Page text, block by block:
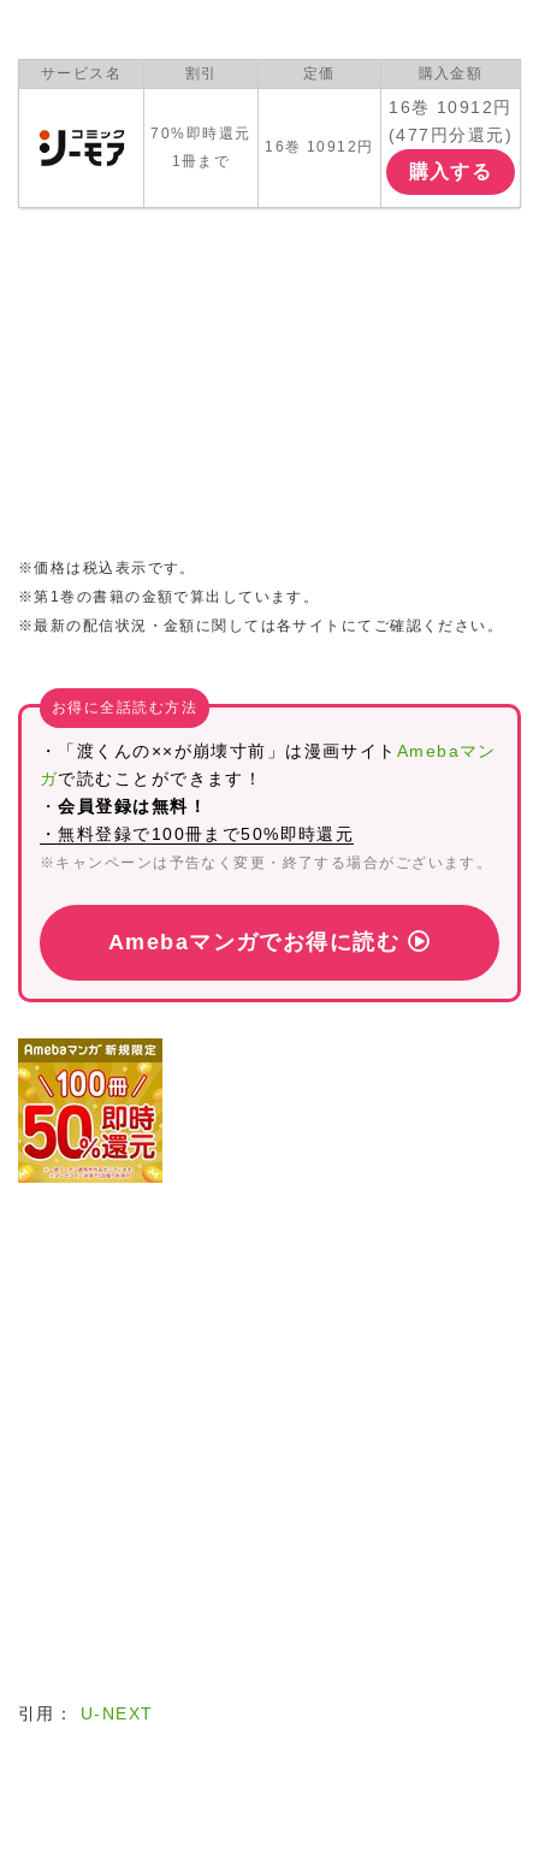
サービス名 割引 定価 購入金額
70%即時還元
1冊まで
16巻 10912円
16巻 10912円
(477円分還元)
購入する
※価格は税込表示です。
※第1巻の書籍の金額で算出しています。
※最新の配信状況・金額に関しては各サイトにてご確認ください。
お得に全話読む方法
・「渡くんの××が崩壊寸前」は漫画サイト Amebaマン
ガで読むことができます！
・会員登録は無料！
・無料登録で100冊まで50%即時還元
※キャンペーンは予告なく変更・終了する場合がございます。
Amebaマンガでお得に読む
引用： U-NEXT